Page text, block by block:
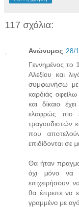
117 σχόλια:
Ανώνυμος 28/
Γεννημένος το
Αλεξίου και
συμφωνήσω
καρδιάς
και δίκαιο
ελαφρώς πιο
τραγουδιστών
που
επιδίδονται σε
Θα ήταν
όχι μόνο να
επιχειρήσουν
θα έπρεπε να
γραμμένο με